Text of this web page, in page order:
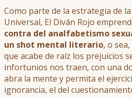
Como parte de la estrategia de
Universal, El Diván Rojo
contra del analfabetismo
un shot mental literario, o
que acabe de raíz los prejuicios
infortunios nos traen, con una
abra la mente y permita el
ignorancia, el del